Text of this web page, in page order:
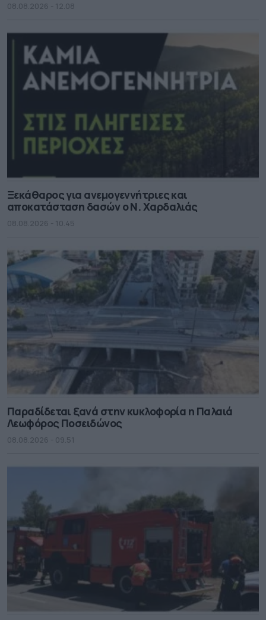
08.08.2026 - 12.08
Ξεκάθαρος για ανεμογεννήτριες και
αποκατάσταση δασών ο Ν. Χαρδαλιάς
08.08.2026 - 10.45
Παραδίδεται ξανά στην κυκλοφορία η Παλαιά
Λεωφόρος Ποσειδώνος
08.08.2026 - 09.51